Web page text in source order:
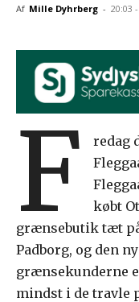
Af Mille Dyhrberg - 20:03
F
redag
købt
grænsebutik tæt
Padborg, og den
grænsekunderne
mindst i de travle